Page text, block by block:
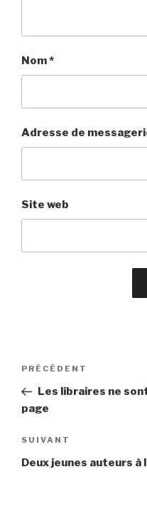
Nom*
Adresse de
Site web
Navigation
l’article
Article
précédent
PRÉCÉDENT
Les libraires ne
page
Article
suivant
SUIVANT
Deux jeunes auteurs à